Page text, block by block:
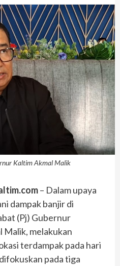
Kaltim Akmal Malik
– Dalam upaya
dampak banjir di
(Pj) Gubernur
Malik, melakukan
terdampak pada hari
pada tiga